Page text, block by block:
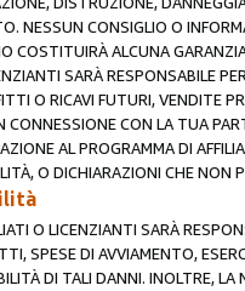
NESSUN CONSIGLIO O
COSTITUIRÀ ALCUNA
SARÀ RESPONSABILE
O RICAVI FUTURI, VENDITE
CON LA TUA
AL PROGRAMMA DI
O DICHIARAZIONI CHE NON
O LICENZIANTI SARÀ
SPESE DI AVVIAMENTO,
DI TALI DANNI. INOLTRE,